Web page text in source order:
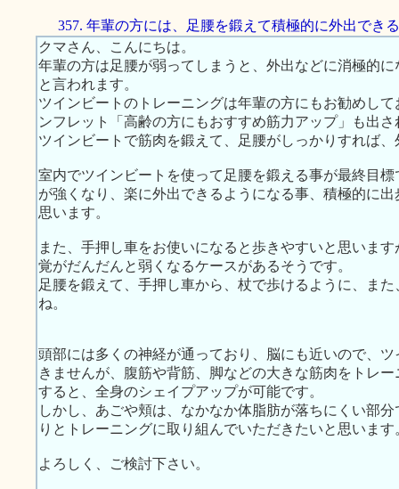
357. 年輩の方には、足腰を鍛えて積極的に外出でき
クマさん、こんにちは。
年輩の方は足腰が弱ってしまうと、外出などに消極的
と言われます。
ツインビートのトレーニングは年輩の方にもお勧めし
ンフレット「高齢の方にもおすすめ筋力アップ」も出
ツインビートで筋肉を鍛えて、足腰がしっかりすれば
室内でツインビートを使って足腰を鍛える事が最終目
が強くなり、楽に外出できるようになる事、積極的に
思います。
また、手押し車をお使いになると歩きやすいと思いま
覚がだんだんと弱くなるケースがあるそうです。
足腰を鍛えて、手押し車から、杖で歩けるように、ま
ね。
頭部には多くの神経が通っており、脳にも近いので、
きませんが、腹筋や背筋、脚などの大きな筋肉をトレ
すると、全身のシェイプアップが可能です。
しかし、あごや頬は、なかなか体脂肪が落ちにくい部
りとトレーニングに取り組んでいただきたいと思います
よろしく、ご検討下さい。